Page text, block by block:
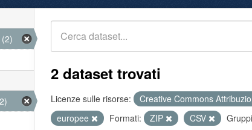
2 dataset trovati
Licenze sulle risorse: Creative Commons
europee
Formati: ZIP CSV